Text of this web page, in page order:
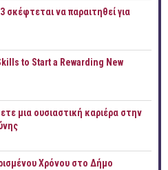
σκέφτεται να παραιτηθεί για
to Start a Rewarding New
μια ουσιαστική καριέρα στην
Χρόνου στο Δήμο